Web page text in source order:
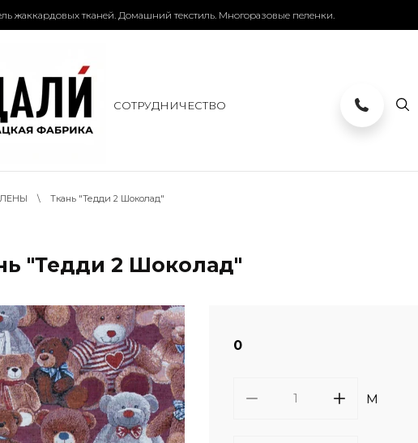
жаккардовых тканей. Домашний текстиль. Многоразовые пеленки.
СОТРУДНИЧЕСТВО
\ Ткань "Тедди 2 Шоколад"
"Тедди 2 Шоколад"
0
M